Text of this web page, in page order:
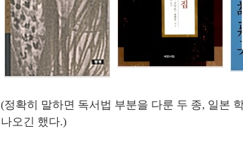
(정확히 말하면 독서법 부분을 다룬 두 종, 일본
나오긴 했다.)